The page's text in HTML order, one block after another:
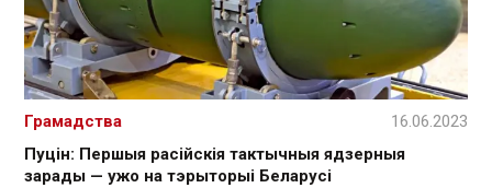
Пуцін: Першыя расійскія тактычныя ядзерныя
зарады — ужо на тэрыторыі Беларусі
Грамадства 16.06.2023